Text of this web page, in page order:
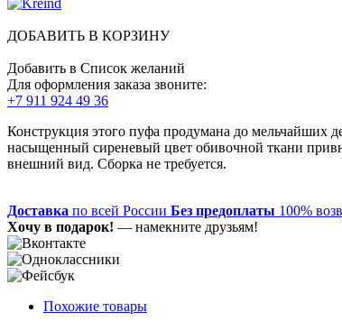
ДОБАВИТЬ В КОРЗИНУ
Добавить в Список желаний
Для оформления заказа звоните:
+7 911 924 49 36
Конструкция этого пуфа продумана до мельчайших
насыщенный сиреневый цвет обивочной ткани
внешний вид. Сборка не требуется.
Доставка по всей России Без предоплаты 100%
Хочу в подарок! — намекните друзьям!
Похожие товары